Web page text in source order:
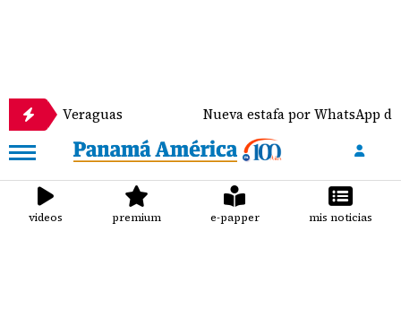
Nueva estafa por WhatsApp distribuye
videos premium e-papper mis noticias